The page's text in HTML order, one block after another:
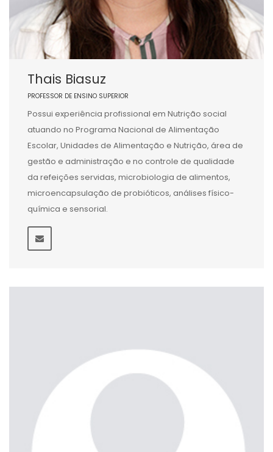
Thais Biasuz
PROFESSOR DE ENSINO SUPERIOR
Possui experiência profissional em Nutrição social
atuando no Programa Nacional de Alimentação
Escolar, Unidades de Alimentação e Nutrição, área de
gestão e administração e no controle de qualidade
da refeições servidas, microbiologia de alimentos,
microencapsulação de probióticos, análises físico-
química e sensorial.